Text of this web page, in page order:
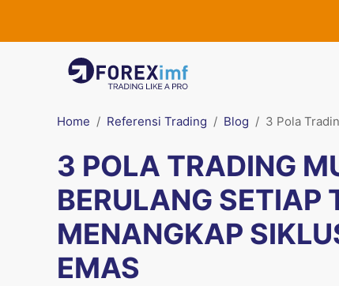
Home Referensi Trading Blog 3 Pola
3 POLA TRADING
BERULANG SETIAP
MENANGKAP
EMAS